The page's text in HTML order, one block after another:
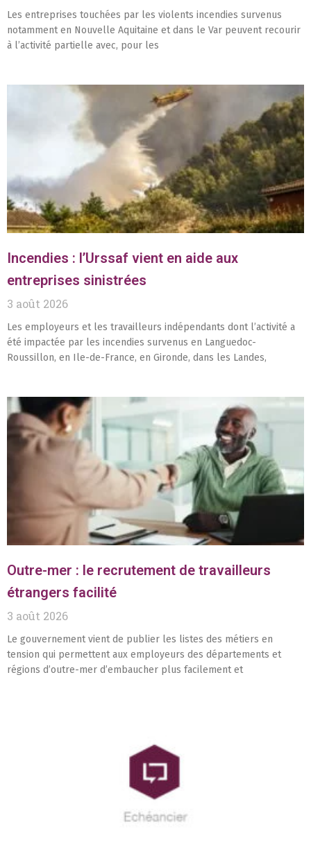
Les entreprises touchées par les violents incendies survenus
notamment en Nouvelle Aquitaine et dans le Var peuvent recourir
à l’activité partielle avec, pour les
Incendies : l’Urssaf vient en aide aux
entreprises sinistrées
3 août 2026
Les employeurs et les travailleurs indépendants dont l’activité a
été impactée par les incendies survenus en Languedoc-
Roussillon, en Ile-de-France, en Gironde, dans les Landes,
Outre-mer : le recrutement de travailleurs
étrangers facilité
3 août 2026
Le gouvernement vient de publier les listes des métiers en
tension qui permettent aux employeurs des départements et
régions d’outre-mer d’embaucher plus facilement et